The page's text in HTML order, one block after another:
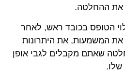
את ההחלטה.
הטופס בכובד ראש, לאחר
המשמעות, את היתרונות
שאתם מקבלים לגבי אופן
שלו.